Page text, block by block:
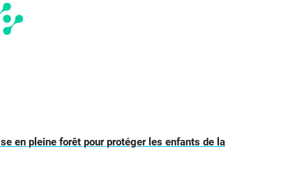
en pleine forêt pour protéger les enfants de la